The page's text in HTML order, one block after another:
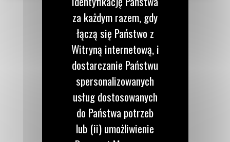
za każdym razem, gdy
łączą się Państwo z
Witryną internetową, i
dostarczanie Państwu
spersonalizowanych
usług dostosowanych
do Państwa potrzeb
lub (ii) umożliwienie